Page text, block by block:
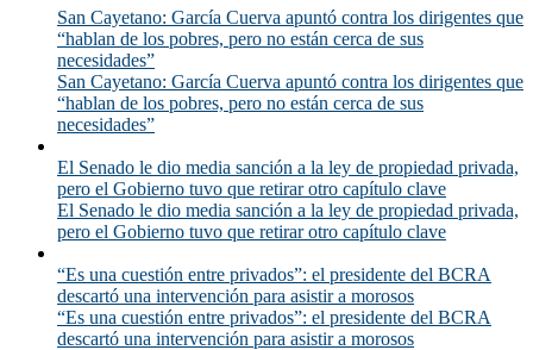
San Cayetano: García Cuerva apuntó contra los dirigentes que
“hablan de los pobres, pero no están cerca de sus
necesidades”
San Cayetano: García Cuerva apuntó contra los dirigentes que
“hablan de los pobres, pero no están cerca de sus
necesidades”
El Senado le dio media sanción a la ley de propiedad privada,
pero el Gobierno tuvo que retirar otro capítulo clave
El Senado le dio media sanción a la ley de propiedad privada,
pero el Gobierno tuvo que retirar otro capítulo clave
“Es una cuestión entre privados”: el presidente del BCRA
descartó una intervención para asistir a morosos
“Es una cuestión entre privados”: el presidente del BCRA
descartó una intervención para asistir a morosos